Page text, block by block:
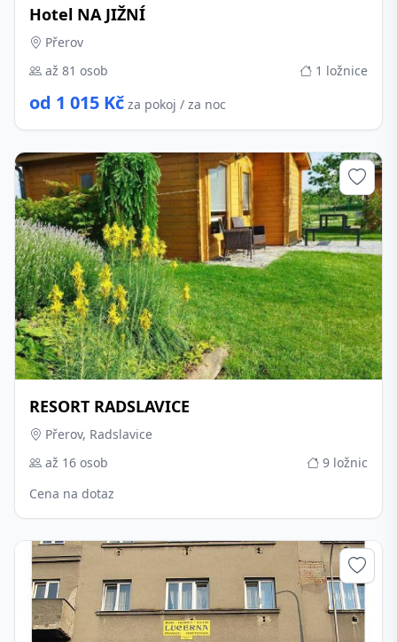
Hotel NA JIŽNÍ
Přerov
až 81 osob
1 ložnice
od 1 015 Kč za pokoj / za noc
RESORT RADSLAVICE
Přerov, Radslavice
až 16 osob
9 ložnic
Cena na dotaz